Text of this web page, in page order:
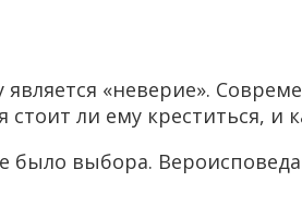
«неверие».
ли ему креститься, и
было выбора.